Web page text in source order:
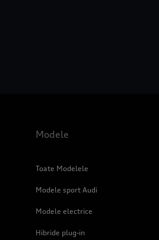
Modele
Toate Modelele
Modele sport Audi
Modele electrice
Hibride plug-in